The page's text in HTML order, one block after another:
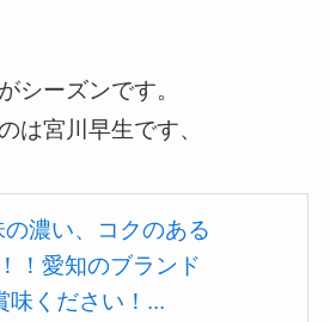
シーズンです。
は宮川早生です、